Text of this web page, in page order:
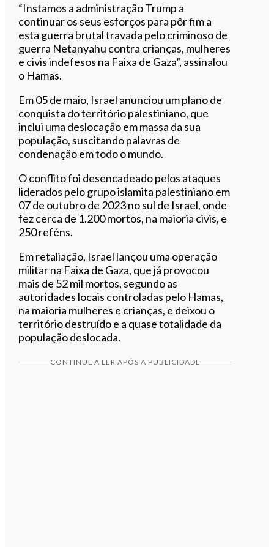
“Instamos a administração Trump a
continuar os seus esforços para pôr fim a
esta guerra brutal travada pelo criminoso de
guerra Netanyahu contra crianças, mulheres
e civis indefesos na Faixa de Gaza”, assinalou
o Hamas.
Em 05 de maio, Israel anunciou um plano de
conquista do território palestiniano, que
inclui uma deslocação em massa da sua
população, suscitando palavras de
condenação em todo o mundo.
O conflito foi desencadeado pelos ataques
liderados pelo grupo islamita palestiniano em
07 de outubro de 2023 no sul de Israel, onde
fez cerca de 1.200 mortos, na maioria civis, e
250 reféns.
Em retaliação, Israel lançou uma operação
militar na Faixa de Gaza, que já provocou
mais de 52 mil mortos, segundo as
autoridades locais controladas pelo Hamas,
na maioria mulheres e crianças, e deixou o
território destruído e a quase totalidade da
população deslocada.
CONTINUE A LER APÓS A PUBLICIDADE